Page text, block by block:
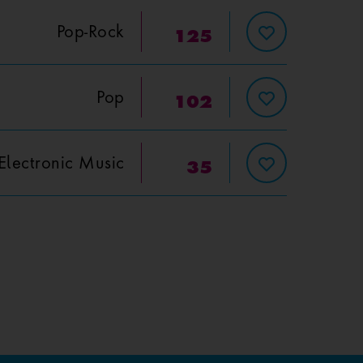
Pop-Rock 125
Pop 102
Electronic Music 35